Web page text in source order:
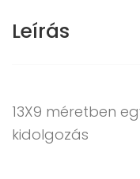
Leírás
13X9 méretben
kidolgozás